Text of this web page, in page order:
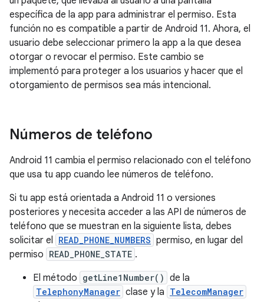
específica de la app para administrar el permiso. Esta
función no es compatible a partir de Android 11. Ahora, el
usuario debe seleccionar primero la app a la que desea
otorgar o revocar el permiso. Este cambio se
implementó para proteger a los usuarios y hacer que el
otorgamiento de permisos sea más intencional.
Números de teléfono
Android 11 cambia el permiso relacionado con el teléfono
que usa tu app cuando lee números de teléfono.
Si tu app está orientada a Android 11 o versiones
posteriores y necesita acceder a las API de números de
teléfono que se muestran en la siguiente lista, debes
solicitar el READ_PHONE_NUMBERS permiso, en lugar del
permiso READ_PHONE_STATE .
El método getLine1Number() de la
TelephonyManager clase y la TelecomManager